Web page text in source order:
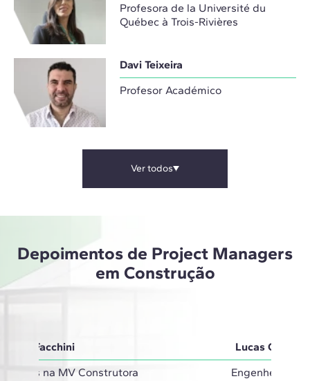
Profesora de la Université du
Québec à Trois-Rivières
Davi Teixeira
Profesor Académico
Ver todos
Depoimentos de Project Managers
em Construção
Carla Facchini
na MV Construtora
Lucas Guedes
Engenheiro